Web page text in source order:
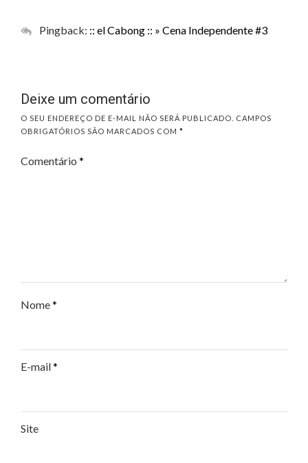
Pingback: :: el Cabong :: » Cena Independente #3
Deixe um comentário
O SEU ENDEREÇO DE E-MAIL NÃO SERÁ PUBLICADO.
CAMPOS
OBRIGATÓRIOS SÃO MARCADOS COM *
Comentário *
Nome*
E-mail*
Site